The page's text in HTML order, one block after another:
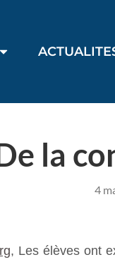
la
4
, Les élèves ont